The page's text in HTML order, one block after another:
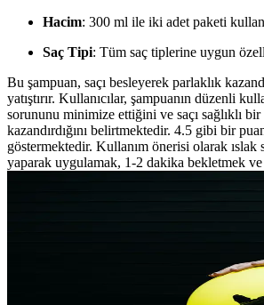
Hacim: 300 ml ile iki adet paketi
Saç Tipi: Tüm saç tiplerine uygun
Bu şampuan, saçı besleyerek parlaklık
yatıştırır. Kullanıcılar, şampuanın düzenli
sorununu minimize ettiğini ve saçı sağlıklı
kazandırdığını belirtmektedir. 4.5 gibi bir
göstermektedir. Kullanım önerisi olarak ıslak
yaparak uygulamak, 1-2 dakika bekletmek